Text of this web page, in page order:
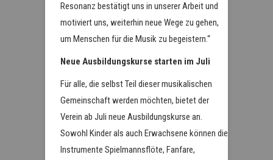
Resonanz bestätigt uns in unserer Arbeit und
motiviert uns, weiterhin neue Wege zu gehen,
um Menschen für die Musik zu begeistern.“
Neue Ausbildungskurse starten im Juli
Für alle, die selbst Teil dieser musikalischen
Gemeinschaft werden möchten, bietet der
Verein ab Juli neue Ausbildungskurse an.
Sowohl Kinder als auch Erwachsene können die
Instrumente Spielmannsflöte, Fanfare,